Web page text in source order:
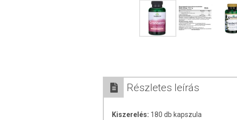
Részletes leírás
Kiszerelés: 180 db kapszula